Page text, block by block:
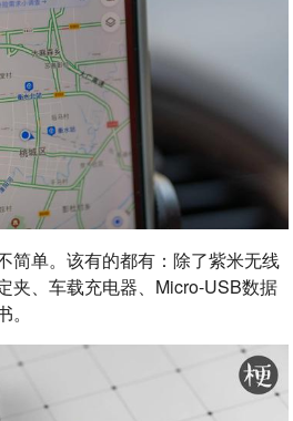
简单。该有的都有：除了紫米无线
夹、车载充电器、Micro-USB数据